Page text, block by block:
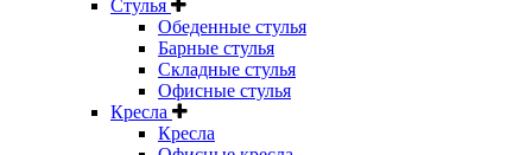
Стулья
Обеденные стулья
Барные стулья
Складные стулья
Офисные стулья
Кресла
Кресла